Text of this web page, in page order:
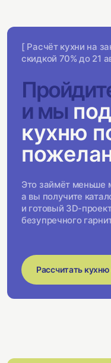
[ Расчёт кухни на
скидкой 70% до 21
и мы
кухню
Это займёт меньше
а вы получите
и готовый 3D-
безупречного
Рассчитать